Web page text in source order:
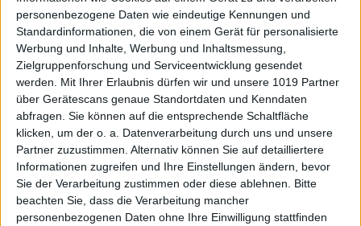
personenbezogene Daten wie eindeutige Kennungen und
Standardinformationen, die von einem Gerät für personalisierte
Werbung und Inhalte, Werbung und Inhaltsmessung,
Zielgruppenforschung und Serviceentwicklung gesendet
werden.
Mit Ihrer Erlaubnis dürfen wir und unsere 1019 Partner
über Gerätescans genaue Standortdaten und Kenndaten
abfragen. Sie können auf die entsprechende Schaltfläche
klicken, um der o. a. Datenverarbeitung durch uns und unsere
Partner zuzustimmen. Alternativ können Sie auf detailliertere
Informationen zugreifen und Ihre Einstellungen ändern, bevor
Sie der Verarbeitung zustimmen oder diese ablehnen.
Bitte
beachten Sie, dass die Verarbeitung mancher
personenbezogenen Daten ohne Ihre Einwilligung stattfinden